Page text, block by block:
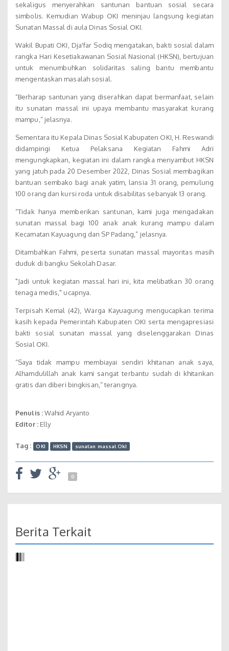
sekaligus menyerahkan santunan bantuan sosial secara
simbolis. Kemudian Wabup OKI meninjau langsung kegiatan
Sunatan Massal di aula Dinas Sosial OKI.
Wakil Bupati OKI, Dja'far Sodiq mengatakan, bakti sosial dalam
rangka Hari Kesetiakawanan Sosial Nasional (HKSN), bertujuan
untuk menumbuhkan solidaritas saling bantu membantu
mengentaskan masalah sosial.
“Berharap santunan yang diserahkan dapat bermanfaat, selain
itu sunatan massal ini upaya membantu masyarakat kurang
mampu,” jelasnya.
Sementara itu Kepala Dinas Sosial Kabupaten OKI, H. Reswandi
didampingi Ketua Pelaksana Kegiatan Fahmi Adri
mengungkapkan, kegiatan ini dalam rangka menyambut HKSN
yang jatuh pada 20 Desember 2022, Dinas Sosial membagikan
bantuan sembako bagi anak yatim, lansia 31 orang, pemulung
100 orang dan kursi roda untuk disabilitas sebanyak 13 orang.
“Tidak hanya memberikan santunan, kami juga mengadakan
sunatan massal bagi 100 anak anak kurang mampu dalam
Kecamatan Kayuagung dan SP Padang,” jelasnya.
Ditambahkan Fahmi, peserta sunatan massal mayoritas masih
duduk di bangku Sekolah Dasar.
"Jadi untuk kegiatan massal hari ini, kita melibatkan 30 orang
tenaga medis," ucapnya.
Terpisah Kemal (42), Warga Kayuagung mengucapkan terima
kasih kepada Pemerintah Kabupaten OKI serta mengapresiasi
bakti sosial sunatan massal yang diselenggarakan Dinas
Sosial OKI.
“Saya tidak mampu membiayai sendiri khitanan anak saya,
Alhamdulillah anak kami sangat terbantu sudah di khitankan
gratis dan diberi bingkisan,” terangnya.
Penulis :Wahid Aryanto
Editor :Elly
Tag : OKI HKSN sunatan massal OkI
0
Berita Terkait